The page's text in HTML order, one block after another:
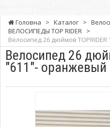
Головна > Каталог >
ВЕЛОСИПЕДЫ TOP RIDER >
Велосипед 26 дюймов
Велосипед 26
"611"- оранжевый